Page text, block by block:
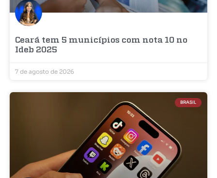
Ceará tem 5 municípios com nota 10 no
Ideb 2025
7 de agosto de 2026
BRASIL